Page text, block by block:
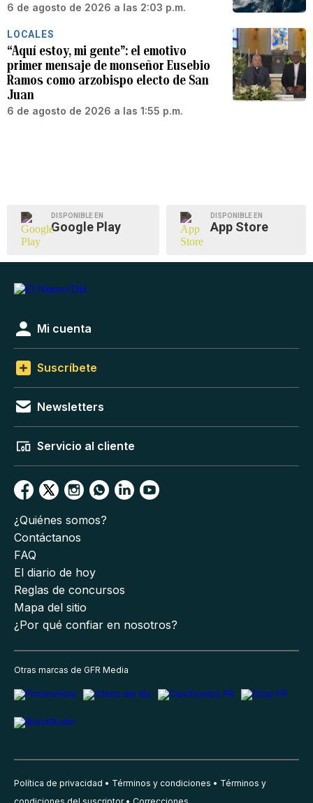
6 de agosto de 2026 a las 2:03 p.m.
LOCALES
“Aquí estoy, mi gente”: el emotivo
primer mensaje de monseñor Eusebio
Ramos como arzobispo electo de San
Juan
6 de agosto de 2026 a las 1:55 p.m.
DISPONIBLE EN
Google Play
DISPONIBLE EN
App Store
Mi cuenta
Suscríbete
Newsletters
Servicio al cliente
¿Quiénes somos?
Contáctanos
FAQ
El diario de hoy
Reglas de concursos
Mapa del sitio
¿Por qué confiar en nosotros?
Otras marcas de GFR Media
Política de privacidad Términos y condiciones
Términos y